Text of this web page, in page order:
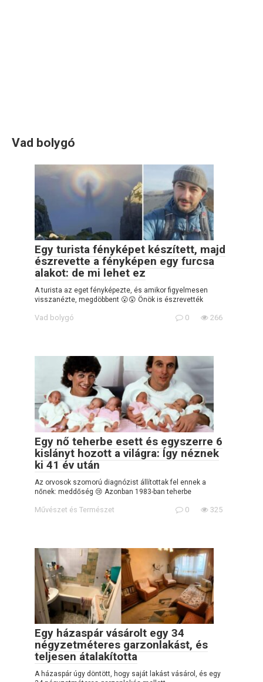
Vad bolygó
Egy turista fényképet készített, majd
észrevette a fényképen egy furcsa
alakot: de mi lehet ez
A turista az eget fényképezte, és amikor figyelmesen
visszanézte, megdöbbent 😮😲 Önök is észrevették
Vad bolygó 0 266
Egy nő teherbe esett és egyszerre 6
kislányt hozott a világra: Így néznek
ki 41 év után
Az orvosok szomorú diagnózist állítottak fel ennek a
nőnek: meddőség 😢 Azonban 1983-ban teherbe
Művészet és Természet 0 325
Egy házaspár vásárolt egy 34
négyzetméteres garzonlakást, és
teljesen átalakította
A házaspár úgy döntött, hogy saját lakást vásárol, és egy